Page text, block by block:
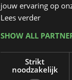
jouw ervaring op
Lees verder
SHOW ALL
Strikt
noodzakelijk